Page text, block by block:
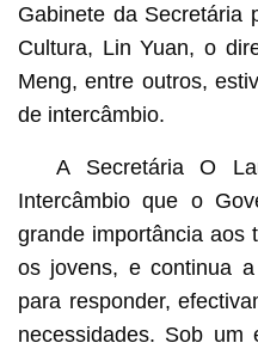
Gabinete da Secretária
Cultura, Lin Yuan, o
Meng, entre outros,
de intercâmbio.
A Secretária O
Intercâmbio que o
grande importância aos
os jovens, e continua
para responder,
necessidades. Sob um